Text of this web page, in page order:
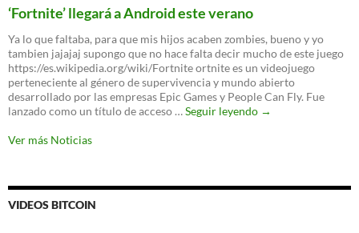
es
oficial:
un
nuevo
protocolo
para
proteger
tu
‘Fortnite’ llegará a Android este verano
Ya lo que faltaba, para que mis hijos acaben zombies, bueno y yo
tambien jajajaj supongo que no hace falta decir mucho de este juego
https://es.wikipedia.org/wiki/Fortnite ortnite es un videojuego
perteneciente al género de supervivencia y mundo abierto
desarrollado por las empresas Epic Games y People Can Fly. Fue
lanzado como un título de acceso …Seguir leyendo ‘Fortnite’
→
Ver más Noticias
VIDEOS BITCOIN